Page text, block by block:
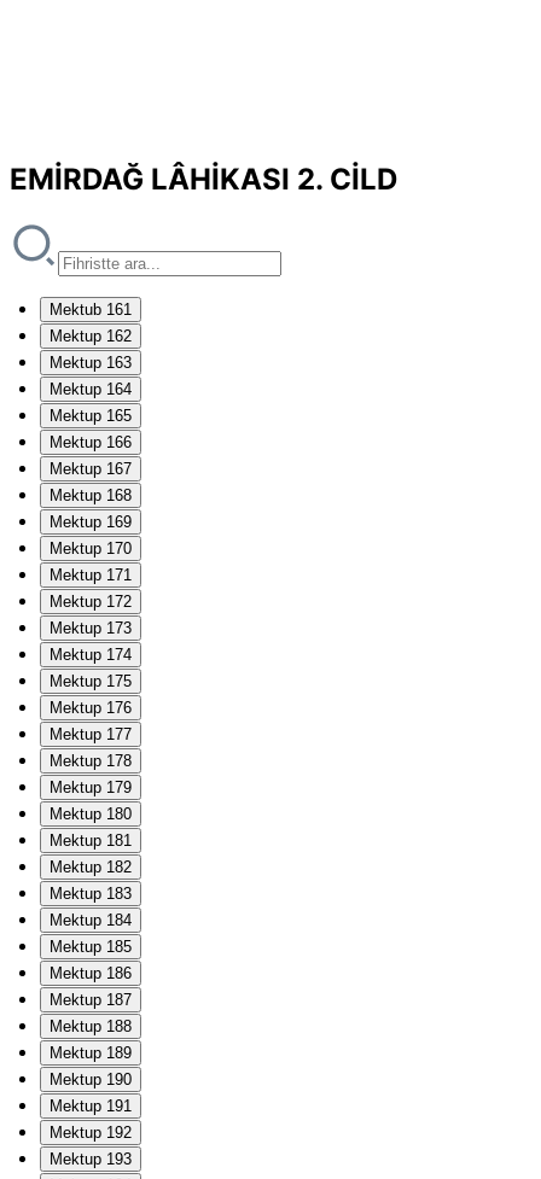
EMİRDAĞ LÂHİKASI 2. CİLD
Mektub 161
Mektup 162
Mektup 163
Mektup 164
Mektup 165
Mektup 166
Mektup 167
Mektup 168
Mektup 169
Mektup 170
Mektup 171
Mektup 172
Mektup 173
Mektup 174
Mektup 175
Mektup 176
Mektup 177
Mektup 178
Mektup 179
Mektup 180
Mektup 181
Mektup 182
Mektup 183
Mektup 184
Mektup 185
Mektup 186
Mektup 187
Mektup 188
Mektup 189
Mektup 190
Mektup 191
Mektup 192
Mektup 193